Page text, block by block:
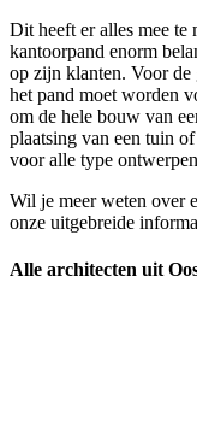
Dit heeft er alles mee te
kantoorpand enorm
op zijn klanten. Voor de
het pand moet worden
om de hele bouw van
plaatsing van een tuin
voor alle type
Wil je meer weten over
onze uitgebreide
Alle architecten uit